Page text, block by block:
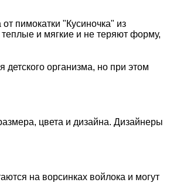
пимокатки "Кусиночка" из
и мягкие и не теряют форму,
детского организма, но при этом
цвета и дизайна. Дизайнеры
на ворсинках войлока и могут